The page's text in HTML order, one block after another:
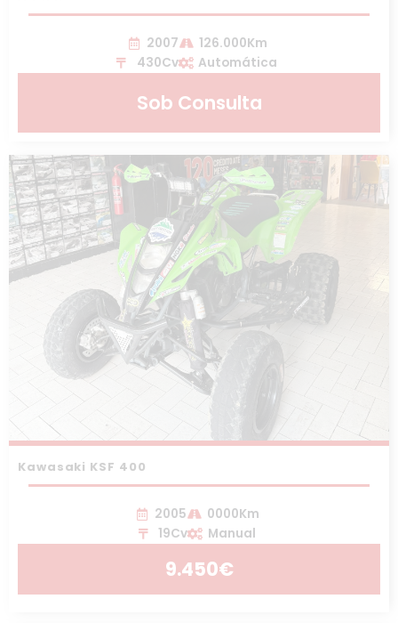
2007
126.000Km
430Cv
Automática
Sob Consulta
Kawasaki KSF 400
2005
0000Km
19Cv
Manual
9.450€